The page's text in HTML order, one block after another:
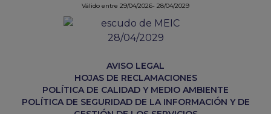
Válido entre 29/04/2026- 28/04/2029
AVISO LEGAL
HOJAS DE RECLAMACIONES
POLÍTICA DE CALIDAD Y MEDIO AMBIENTE
POLÍTICA DE SEGURIDAD DE LA INFORMACIÓN Y DE